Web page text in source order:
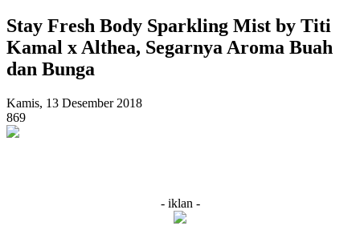
Stay Fresh Body Sparkling Mist by Titi
Kamal x Althea, Segarnya Aroma Buah
dan Bunga
Kamis, 13 Desember 2018
869
- iklan -